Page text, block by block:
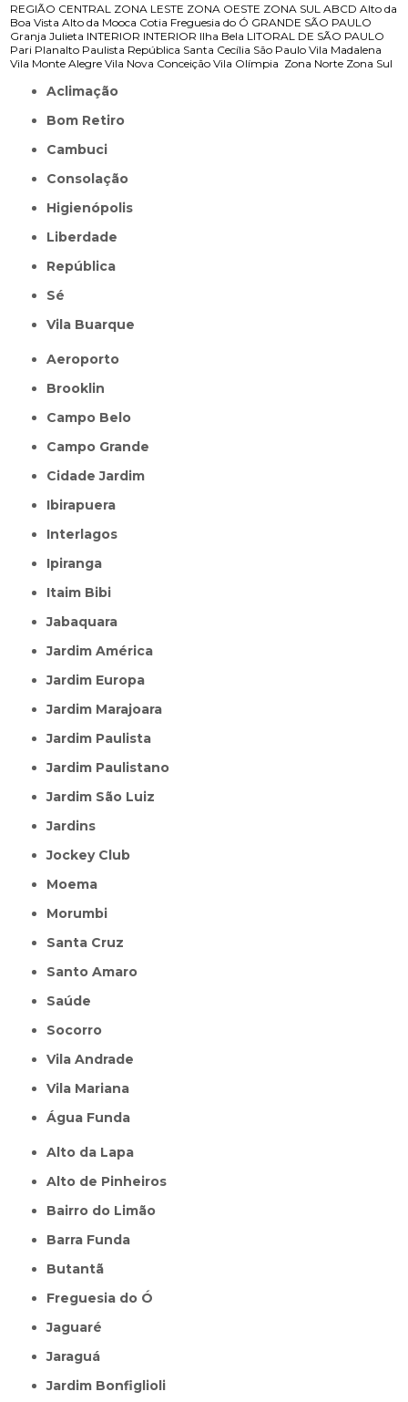
REGIÃO CENTRAL ZONA LESTE ZONA OESTE ZONA SUL ABCD Alto da
Boa Vista Alto da Mooca Cotia Freguesia do Ó GRANDE SÃO PAULO
Granja Julieta INTERIOR INTERIOR Ilha Bela LITORAL DE SÃO PAULO
Pari Planalto Paulista República Santa Cecília São Paulo Vila Madalena
Vila Monte Alegre Vila Nova Conceição Vila Olímpia Zona Norte Zona Sul
Aclimação
Bom Retiro
Cambuci
Consolação
Higienópolis
Liberdade
República
Sé
Vila Buarque
Aeroporto
Brooklin
Campo Belo
Campo Grande
Cidade Jardim
Ibirapuera
Interlagos
Ipiranga
Itaim Bibi
Jabaquara
Jardim América
Jardim Europa
Jardim Marajoara
Jardim Paulista
Jardim Paulistano
Jardim São Luiz
Jardins
Jockey Club
Moema
Morumbi
Santa Cruz
Santo Amaro
Saúde
Socorro
Vila Andrade
Vila Mariana
Água Funda
Alto da Lapa
Alto de Pinheiros
Bairro do Limão
Barra Funda
Butantã
Freguesia do Ó
Jaguaré
Jaraguá
Jardim Bonfiglioli